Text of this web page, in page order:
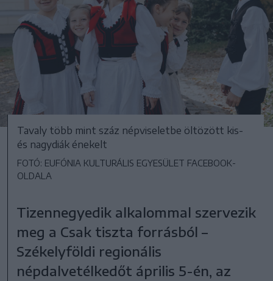
Tavaly több mint száz népviseletbe öltözött kis-
és nagydiák énekelt
FOTÓ: EUFÓNIA KULTURÁLIS EGYESÜLET FACEBOOK-
OLDALA
Tizennegyedik alkalommal szervezik
meg a Csak tiszta forrásból –
Székelyföldi regionális
népdalvetélkedőt április 5-én, az